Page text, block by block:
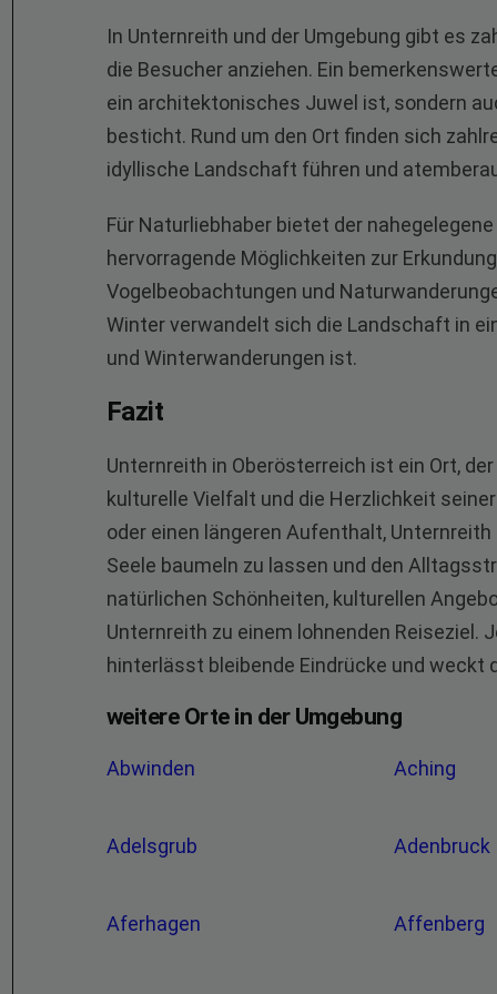
In Unternreith und der Umgebung gibt es
die Besucher anziehen. Ein
ein architektonisches Juwel ist, sondern
besticht. Rund um den Ort finden sich
idyllische Landschaft führen und
Für Naturliebhaber bietet der
hervorragende Möglichkeiten zur
Vogelbeobachtungen und
Winter verwandelt sich die Landschaft in
und Winterwanderungen ist.
Fazit
Unternreith in Oberösterreich ist ein Ort,
kulturelle Vielfalt und die Herzlichkeit
oder einen längeren Aufenthalt,
Seele baumeln zu lassen und den
natürlichen Schönheiten, kulturellen
Unternreith zu einem lohnenden Reiseziel.
hinterlässt bleibende Eindrücke und weckt
weitere Orte in der Umgebung
Abwinden Aching
Adelsgrub Adenbruck
Aferhagen Affenberg